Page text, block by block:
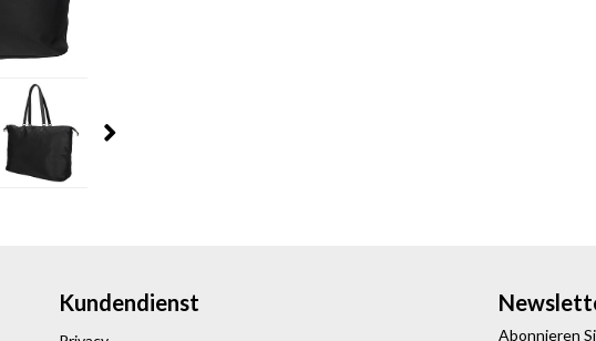
Kundendienst
Abonnieren